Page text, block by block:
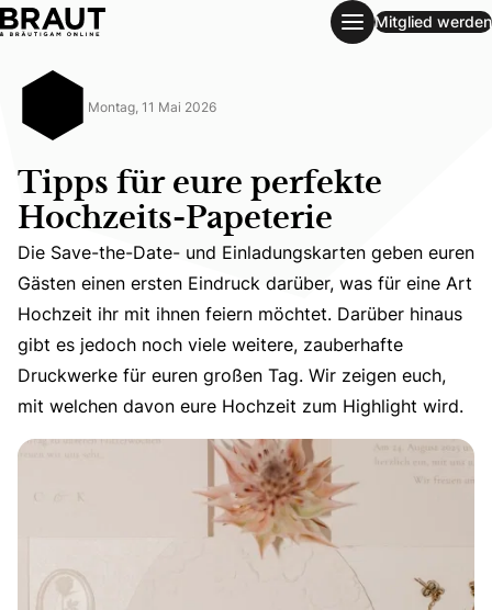
Tipps für eure perfekte Hochzeits-Papeterie
Mitglied werden
Montag, 11 Mai 2026
Tipps für eure perfekte
Hochzeits-Papeterie
Die Save-the-Date- und Einladungskarten geben
Die Save-the-Date- und Einladungskarten geben euren
Gästen einen ersten Eindruck darüber, was für eine Art
Hochzeit ihr mit ihnen feiern möchtet. Darüber hinaus
gibt es jedoch noch viele weitere, zauberhafte
Druckwerke für euren großen Tag. Wir zeigen euch,
mit welchen davon eure Hochzeit zum Highlight wird.